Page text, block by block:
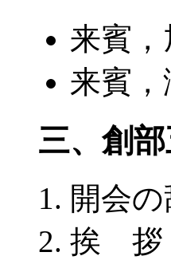
来賓
来賓，
三、創
開会
挨 拶